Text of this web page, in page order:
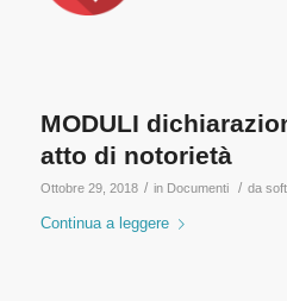
MODULI
atto di notorietà
Ottobre 29, 2018 / in Documenti / da
Continua a leggere